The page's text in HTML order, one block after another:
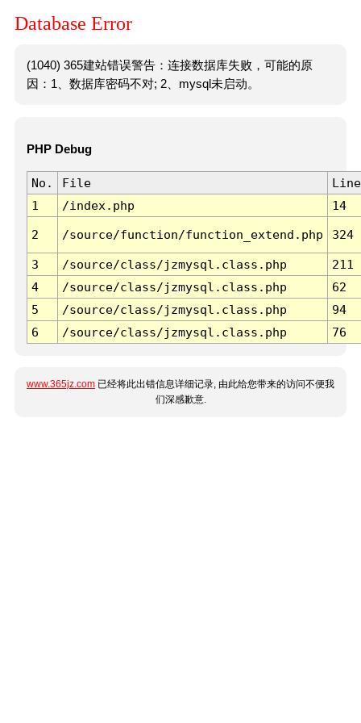
Database Error
(1040) 365建站错误警告：连接数据库失败，可能的原
因：1、数据库密码不对; 2、mysql未启动。
PHP Debug
No. File
Line
1
/index.php 14
2 /source/function/function_extend.php 324
3 /source/class/jzmysql.class.php
211
4
/source/class/jzmysql.class.php
62
5
/source/class/jzmysql.class.php
94
6
/source/class/jzmysql.class.php 76
www.365jz.com 已经将此出错信息详细记录, 由此给您带来的访问不便我
们深感歉意.